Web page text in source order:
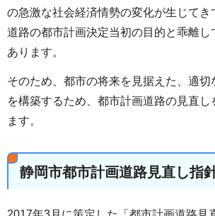
の急激な社会経済情勢の変化が生じてき
道路の都市計画決定当初の目的と乖離し
あります。
そのため、都市の将来を見据えた、適切
を構築するため、都市計画道路の見直し
ます。
静岡市都市計画道路見直し指